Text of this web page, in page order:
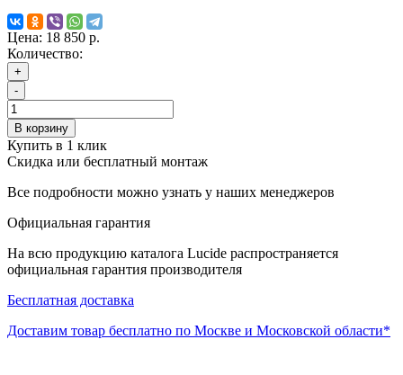
Цена: 18 850 р.
Количество:
+
-
В корзину
Купить в 1 клик
Скидка или бесплатный монтаж
Все подробности можно узнать у наших менеджеров
Официальная гарантия
На всю продукцию каталога Lucide распространяется
официальная гарантия производителя
Бесплатная доставка
Доставим товар бесплатно по Москве и Московской области*